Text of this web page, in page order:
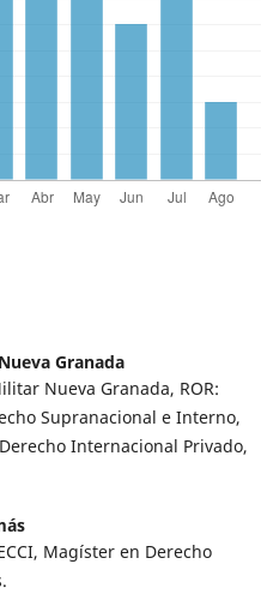
Granada
Nueva Granada, ROR:
Supranacional e Interno,
Internacional Privado,
Magíster en Derecho